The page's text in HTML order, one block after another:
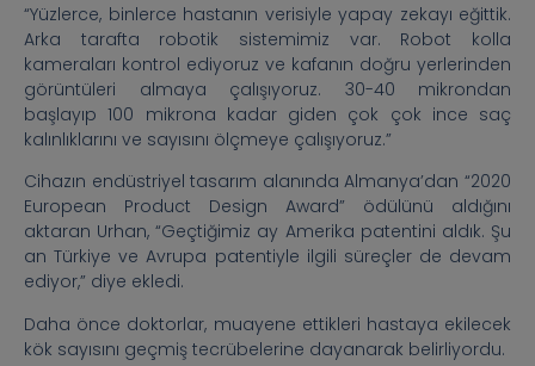
“Yüzlerce, binlerce hastanın verisiyle yapay zekayı eğittik.
Arka tarafta robotik sistemimiz var. Robot kolla
kameraları kontrol ediyoruz ve kafanın doğru yerlerinden
görüntüleri almaya çalışıyoruz. 30-40 mikrondan
başlayıp 100 mikrona kadar giden çok çok ince saç
kalınlıklarını ve sayısını ölçmeye çalışıyoruz.”
Cihazın endüstriyel tasarım alanında Almanya’dan “2020
European Product Design Award” ödülünü aldığını
aktaran Urhan, “Geçtiğimiz ay Amerika patentini aldık. Şu
an Türkiye ve Avrupa patentiyle ilgili süreçler de devam
ediyor,” diye ekledi.
Daha önce doktorlar, muayene ettikleri hastaya ekilecek
kök sayısını geçmiş tecrübelerine dayanarak belirliyordu.